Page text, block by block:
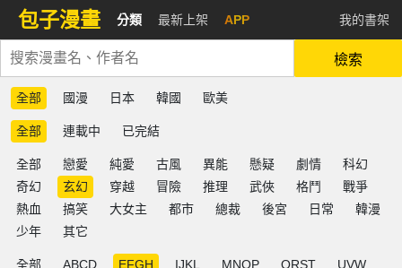
包子漫畫 分類 最新上架 APP 我的書架
檢索
全部 國漫 日本 韓國 歐美
全部 連載中 已完結
全部 戀愛 純愛 古風 異能 懸疑 劇情
科幻
奇幻
玄幻 穿越 冒險 推理 武俠 格鬥
戰爭
熱血
搞笑 大女主 都市 總裁 後宮 日常
韓漫
少年
其它
全部 ABCD EFGH IJKL MNOP QRST
UVW